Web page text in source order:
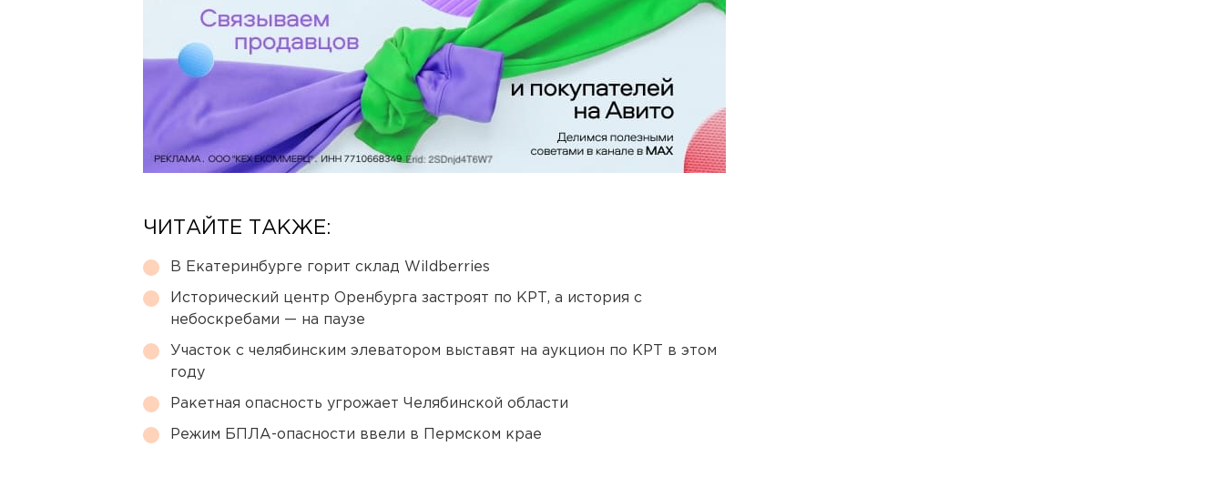
ЧИТАЙТЕ ТАКЖЕ:
В Екатеринбурге горит склад Wildberries
Исторический центр Оренбурга застроят по КРТ, а история с
небоскребами — на паузе
Участок с челябинским элеватором выставят на аукцион по КРТ в этом
году
Ракетная опасность угрожает Челябинской области
Режим БПЛА-опасности ввели в Пермском крае